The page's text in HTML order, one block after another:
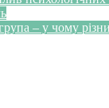
– у чому